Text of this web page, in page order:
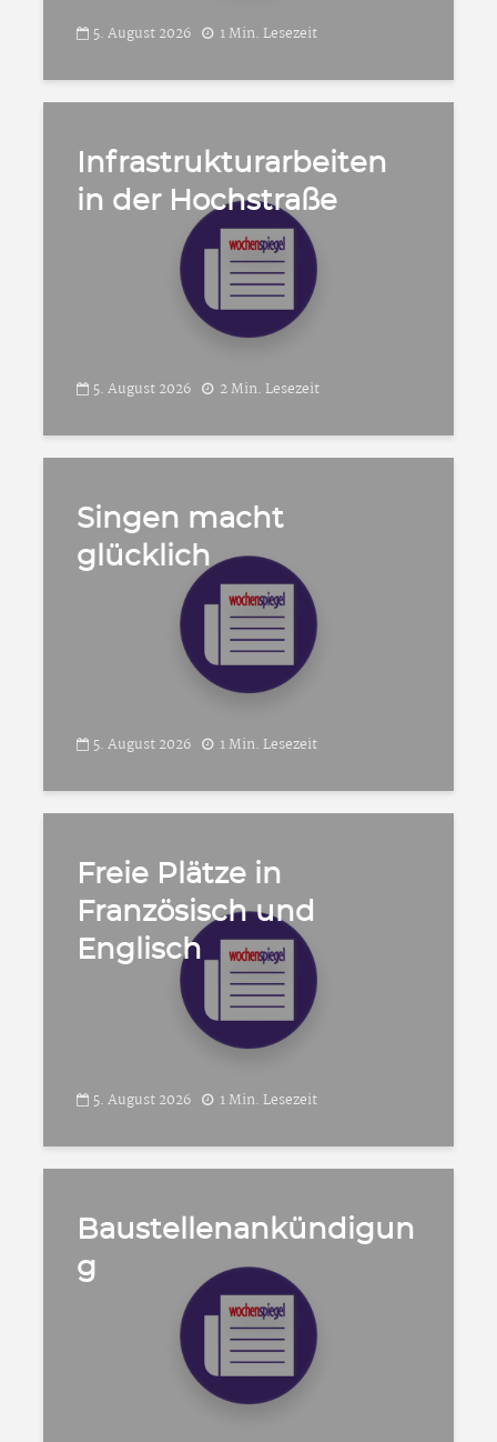
5. August 2026 1 Min. Lesezeit
Infrastrukturarbeiten
in der Hochstraße
5. August 2026 2 Min. Lesezeit
Singen macht
glücklich
5. August 2026 1 Min. Lesezeit
Freie Plätze in
Französisch und
Englisch
5. August 2026 1 Min. Lesezeit
Baustellenankündigun
g